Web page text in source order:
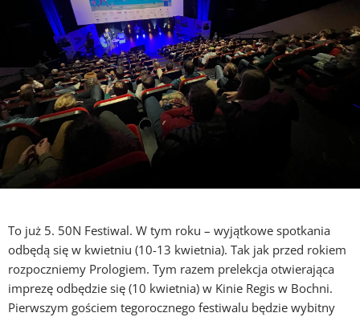
To już 5. 50N Festiwal. W tym roku – wyjątkowe spotkania
odbędą się w kwietniu (10-13 kwietnia). Tak jak przed rokiem
rozpoczniemy Prologiem. Tym razem prelekcja otwierająca
imprezę odbędzie się (10 kwietnia) w Kinie Regis w Bochni.
Pierwszym gościem tegorocznego festiwalu będzie wybitny